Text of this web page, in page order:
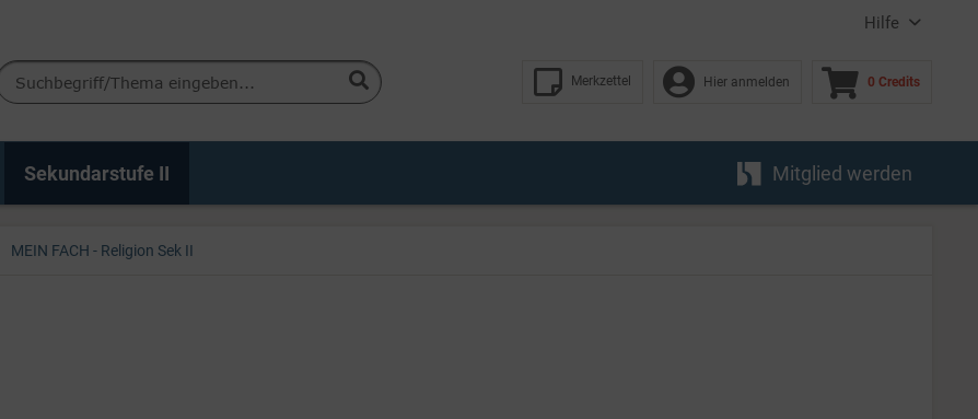
Hilfe
Merkzettel Hier anmelden 0 Credits
Sekundarstufe II Mitglied werden
MEIN FACH - Religion Sek II